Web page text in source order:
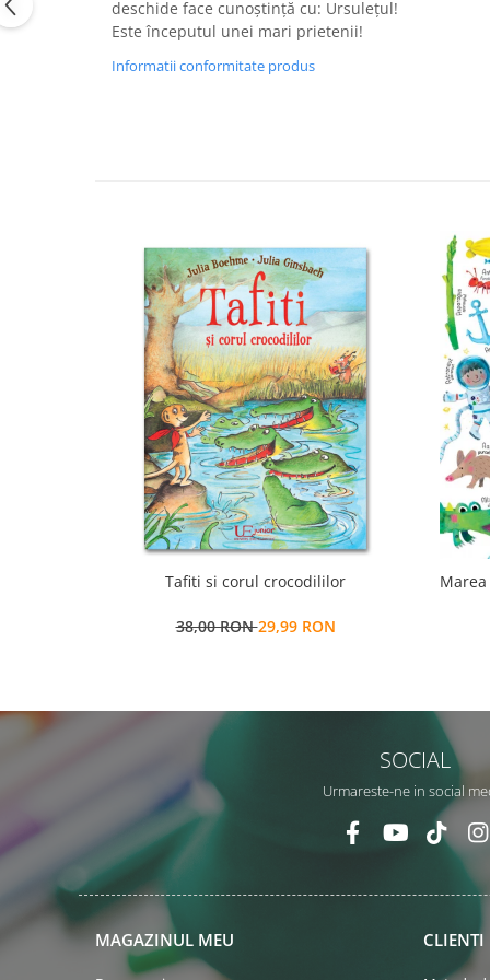
deschide face cunoştinţă cu: Ursuleţul!
Este începutul unei mari prietenii!
Informatii conformitate produs
Tafiti si corul crocodililor
38,00 RON29,99 RON
SOCIAL
Urmareste-ne in social
MAGAZINUL MEU CLIENTI